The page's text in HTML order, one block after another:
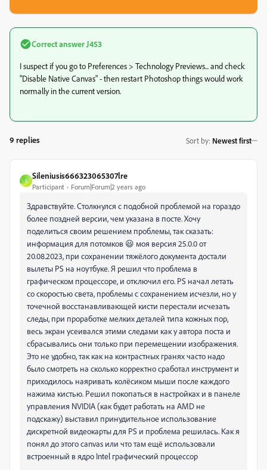
Correct answerJ453
I suspect if you go to Preferences > Technology Previews... and check
"Disable Native Canvas" - then restart Photoshop things would work
normally in the current version.
9 replies Sort by: Newest first
S
Sileniusis666323065307lre
Participant Forum|Forum|2 years ago
Здравствуйте. Столкнулся с подобной проблемой на гораздо
более поздней версии, чем указана в посте. Хочу
поделиться своим решением проблемы, так сказать:
информация для потомков 😃 моя версия 25.0.0 от
20.08.2023, при сохранении тяжёлого документа достали
вылеты PS на ноутбуке. Я решил что проблема в
графическом процессоре, и отключил его. PS начал летать
со скоростью света, проблемы с сохранением исчезли, но у
точечной восстанавливающей кисти перестали исчезать
следы, при проработке мелких деталей типа кожных пор,
весь экран усеивался этими следами как у автора поста и
сбрасывались они только при перемещении изображения.
Это не удобно, так как на контрастных гранях часто надо
было смотреть на сколько корректно сработал инструмент и
приходилось наяривать колёсиком мыши после каждого
нажима кистью. Решил покопаться в настройках и в панеле
управления NVIDIA (как будет работать на AMD не
подскажу) выставил принудительное использование
дискретной видеокарты для PS и проблема решилась. Как я
понял до этого canvas или что там ещё использовали
встроенный в ядро Intel графический процессор